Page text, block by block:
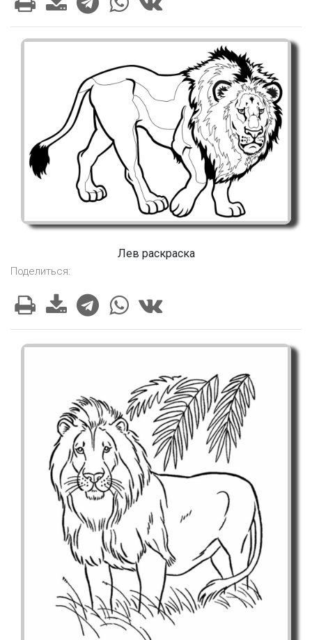
Лев раскраска
Поделиться: